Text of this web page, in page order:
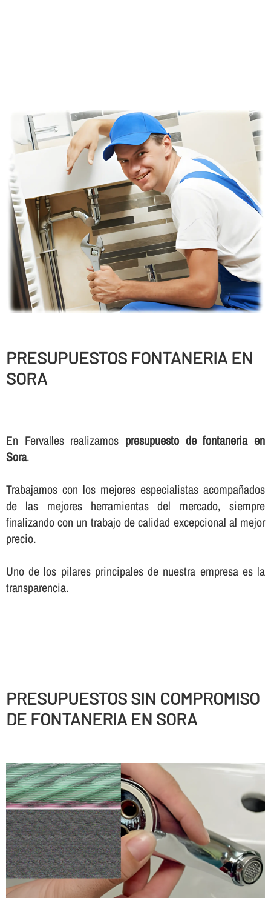
PRESUPUESTOS FONTANERIA EN
SORA
En Fervalles realizamos presupuesto de fontaneria en
Sora.
Trabajamos con los mejores especialistas acompañados
de las mejores herramientas del mercado, siempre
finalizando con un trabajo de calidad excepcional al mejor
precio.
Uno de los pilares principales de nuestra empresa es la
transparencia.
PRESUPUESTOS SIN COMPROMISO
DE FONTANERIA EN SORA